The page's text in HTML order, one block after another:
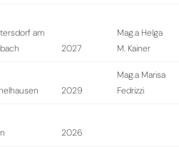
am
2027
Mag.a Helga
M. Kainer
2029
Mag.a Marisa
Fedrizzi
2026